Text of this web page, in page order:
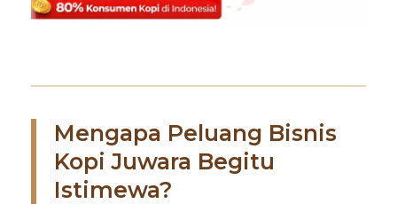
Mengapa Peluang Bisnis
Kopi Juwara Begitu
Istimewa?